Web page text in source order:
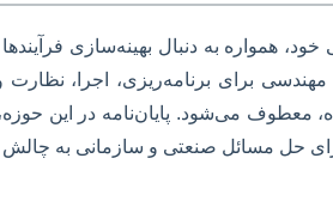
همواره به دنبال بهینه‌سازی
مهندسی برای برنامه‌ریزی، اجرا،
معطوف می‌شود. پایان‌نامه در این
برای حل مسائل صنعتی و سازمانی به